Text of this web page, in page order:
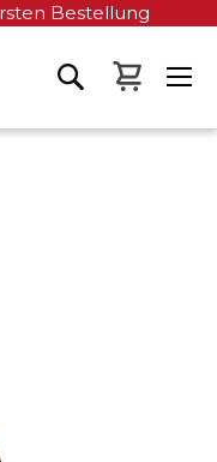
Bestellung
Mein